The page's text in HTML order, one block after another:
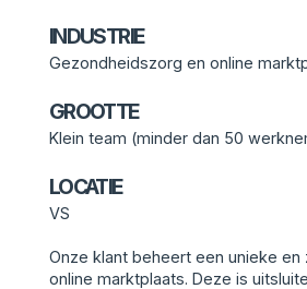
INDUSTRIE
Gezondheidszorg en online
GROOTTE
Klein team (minder dan 50
LOCATIE
VS
Onze klant beheert een unieke
online marktplaats. Deze is